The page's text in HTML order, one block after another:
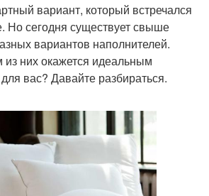
вариант, который встречался
Но сегодня существует свыше
вариантов наполнителей.
них окажется идеальным
вас? Давайте разбираться.